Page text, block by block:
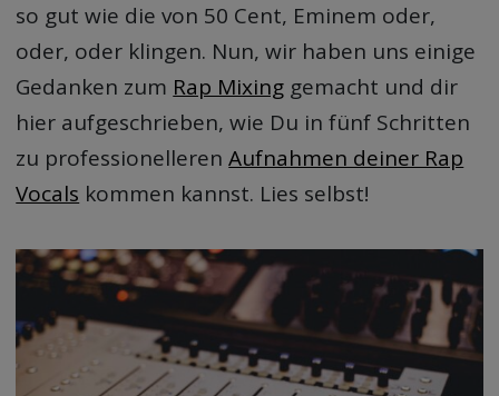
so gut wie die von 50 Cent, Eminem oder,
oder, oder klingen. Nun, wir haben uns einige
Gedanken zum Rap Mixing gemacht und dir
hier aufgeschrieben, wie Du in fünf Schritten
zu professionellerenAufnahmen deiner Rap
Vocals kommen kannst. Lies selbst!